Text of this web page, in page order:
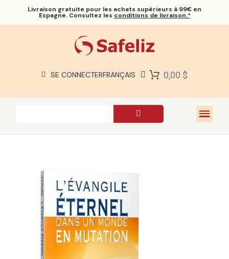
Livraison gratuite pour les achats supérieurs à 99€ en
Espagne. Consultez les conditions de livraison.*
SE CONNECTERFRANÇAIS 0,00 $
À PROPOS DE NOUS